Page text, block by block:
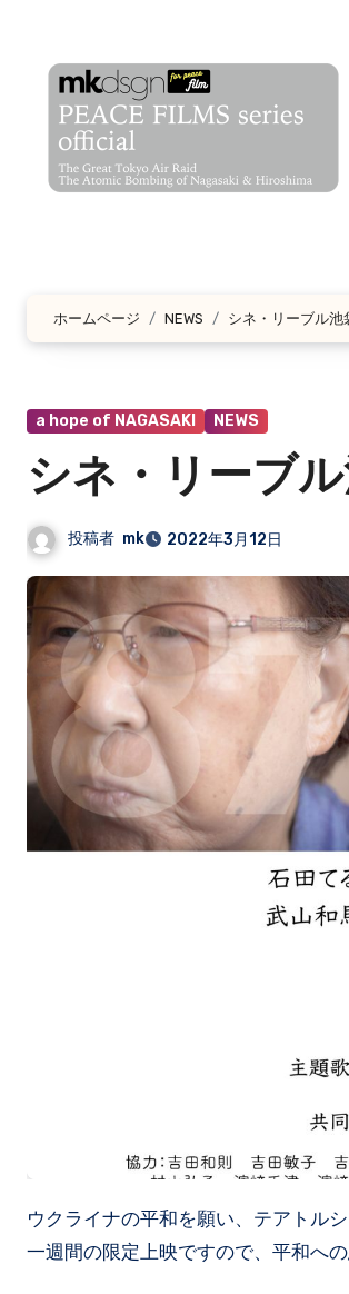
ホームページ NEWS シネ・リーブル池
a hope of NAGASAKI NEWS
シネ・リーブ
投稿者 mk 2022年3月12日
ウクライナの平和を願い、テアト
一週間の限定上映ですので、平和へ